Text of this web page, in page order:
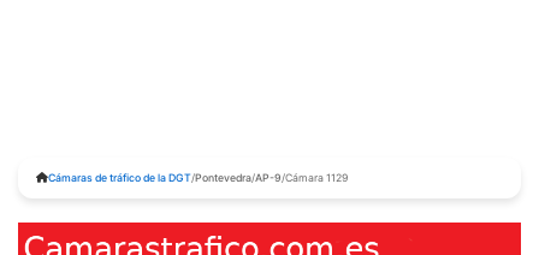
Cámaras de tráfico de la DGT/Pontevedra/AP-9 /Cámara 1129